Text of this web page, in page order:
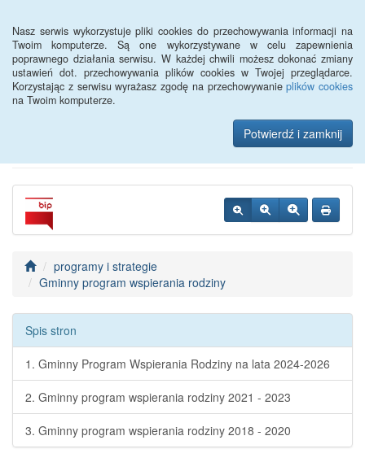
Nasz serwis wykorzystuje pliki cookies do przechowywania informacji na
Twoim komputerze. Są one wykorzystywane w celu zapewnienia
poprawnego działania serwisu. W każdej chwili możesz dokonać zmiany
ustawień dot. przechowywania plików cookies w Twojej przeglądarce.
Korzystając z serwisu wyrażasz zgodę na przechowywanieplików cookies
na Twoim komputerze.
Potwierdź i zamknij
Biuletyn Informacji
Publicznej MOPS
programy i strategie
Gminny program wspierania rodziny
Spis stron
1. Gminny Program Wspierania Rodziny na lata 2024-2026
2. Gminny program wspierania rodziny 2021 - 2023
3. Gminny program wspierania rodziny 2018 - 2020